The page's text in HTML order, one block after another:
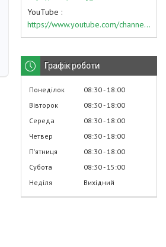
YouTube
https://www.youtube.com/channel/UC574nvqqf5H_LzT4Va_GpQg?view_as=subscriber
Графік роботи
Понеділок 08:30 18:00
Вівторок
08:30 18:00
Середа
08:30 18:00
Четвер
08:30 18:00
Пʼятниця
08:30 18:00
Субота
08:30 15:00
Неділя
Вихідний